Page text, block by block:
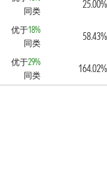
同类
25.00%
优于18%
同类
58.43%
优于29%
同类
164.02%